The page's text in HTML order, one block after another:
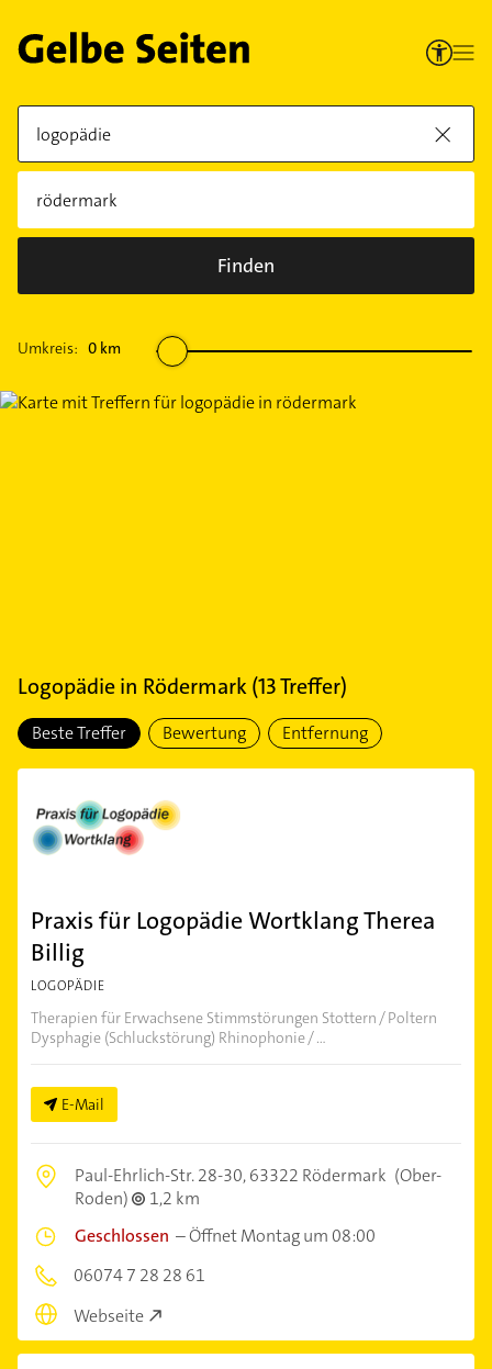
Finden
Umkreis: 0 km
Logopädiein Rödermark(13Treffer)
Beste Treffer Bewertung Entfernung
Praxis für Logopädie Wortklang Therea
Billig
LOGOPÄDIE
Therapien für Erwachsene Stimmstörungen Stottern / Poltern
Dysphagie (Schluckstörung) Rhinophonie / ...
E-Mail
Paul-Ehrlich-Str. 28-30,63322 Rödermark (Ober-
Roden)
1,2 km
Geschlossen –Öffnet Montag um 08:00
06074 7 28 28 61
Webseite